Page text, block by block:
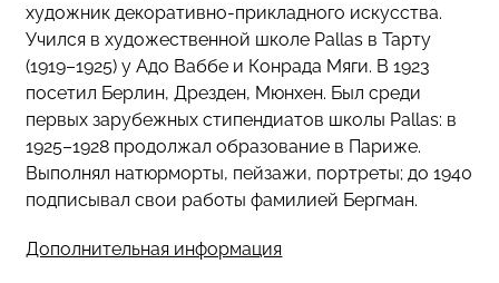
художник декоративно-прикладного искусства.
Учился в художественной школе Pallas в Тарту
(1919–1925) у Адо Ваббе и Конрада Мяги. В 1923
посетил Берлин, Дрезден, Мюнхен. Был среди
первых зарубежных стипендиатов школы Pallas: в
1925–1928 продолжал образование в Париже.
Выполнял натюрморты, пейзажи, портреты; до 1940
подписывал свои работы фамилией Бергман.
Дополнительная информация